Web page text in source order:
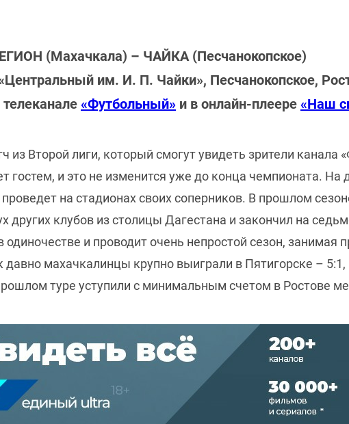
(Махачкала) – ЧАЙКА (Песчанокопское)
им. И. П. Чайки», Песчанокопское,
«Футбольный» и в онлайн-плеере «Наш
Второй лиги, который смогут увидеть зрители канала
гостем, и это не изменится уже до конца чемпионата. На
на стадионах своих соперников. В прошлом
других клубов из столицы Дагестана и закончил на
и проводит очень непростой сезон, занимая
махачкалинцы крупно выиграли в Пятигорске –
туре уступили с минимальным счетом в Ростове